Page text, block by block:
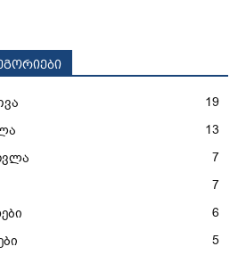
19
13
7
7
6
5